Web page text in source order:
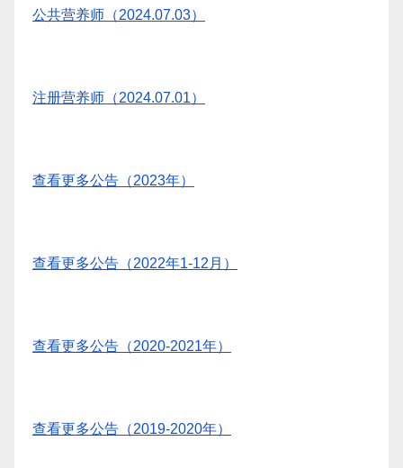
公共营养师（2024.07.03）
注册营养师（2024.07.01）
查看更多公告（2023年）
查看更多公告（2022年1-12月）
查看更多公告（2020-2021年）
查看更多公告（2019-2020年）